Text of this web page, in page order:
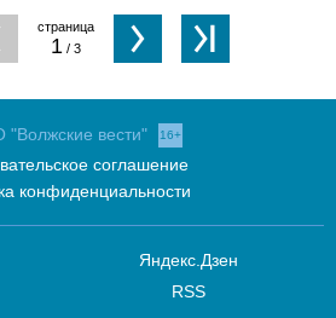
1 / 3
вести" 16+
соглашение
конфиденциальности
Яндекс.Дзен
RSS